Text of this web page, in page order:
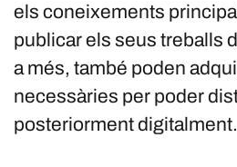
els coneixements
publicar els seus treballs
a més, també poden
necessàries per poder
posteriorment digitalment.